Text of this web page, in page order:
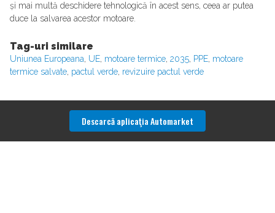
și mai multă deschidere tehnologică în acest sens, ceea ar putea
duce la salvarea acestor motoare.
Tag-uri similare
Uniunea Europeana, UE, motoare termice, 2035, PPE, motoare
termice salvate, pactul verde, revizuire pactul verde
Descarcă aplicaţia Automarket